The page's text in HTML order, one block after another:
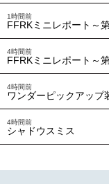
1時間前
FFRKミニレポート～
4時間前
FFRKミニレポート～
4時間前
ワンダーピックアップ
4時間前
シャドウスミス